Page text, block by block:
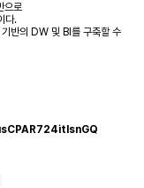
으로
다.
반의 DW 및 BI를 구축할 수